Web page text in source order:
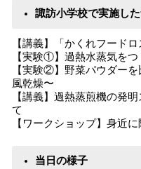
諏訪小学校で実施し
【講義】「かくれフード
【実験①】過熱水蒸気をつ
【実験②】野菜パウダー
風乾燥〜
【講義】過熱蒸煎機の発
て
【ワークショップ】身近
当日の様子